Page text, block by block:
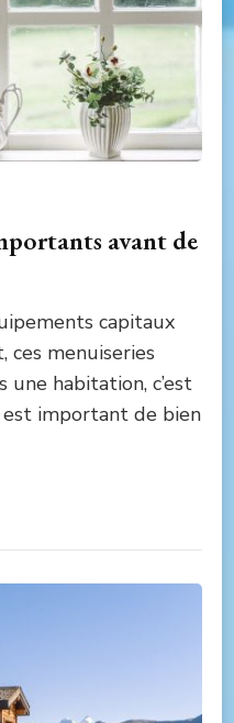
avant de
capitaux
ces menuiseries
habitation, c’est
important de bien